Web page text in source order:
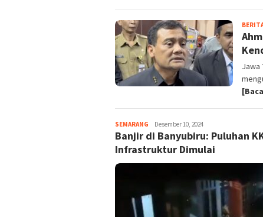
Jawa
SEMARANG magelangnews
Desember 10, 2024
Banjir di Banyubiru: Puluhan
Infrastruktur Dimulai